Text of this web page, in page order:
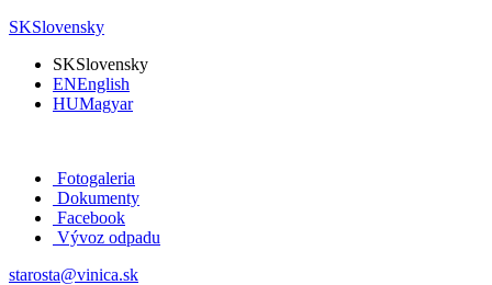
SKSlovensky
SKSlovensky
ENEnglish
HUMagyar
Fotogaleria
Dokumenty
Facebook
Vývoz odpadu
starosta@vinica.sk